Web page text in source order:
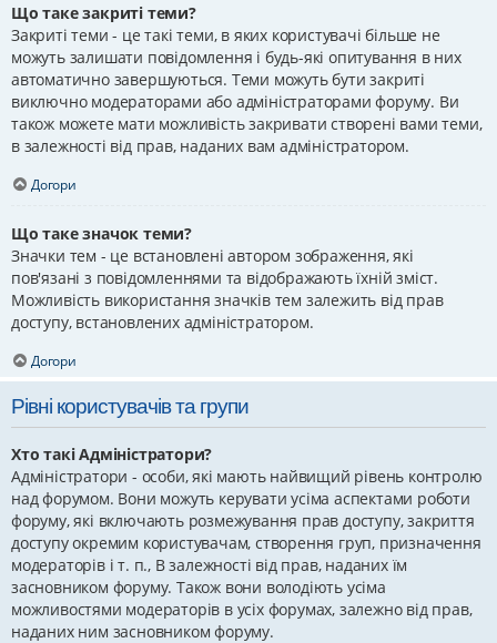
Що таке закриті теми?
Закриті теми - це такі теми, в яких користувачі більше не
можуть залишати повідомлення і будь-які опитування в них
автоматично завершуються. Теми можуть бути закриті
виключно модераторами або адміністраторами форуму. Ви
також можете мати можливість закривати створені вами теми,
в залежності від прав, наданих вам адміністратором.
Догори
Що таке значок теми?
Значки тем - це встановлені автором зображення, які
пов'язані з повідомленнями та відображають їхній зміст.
Можливість використання значків тем залежить від прав
доступу, встановлених адміністратором.
Догори
Рівні користувачів та групи
Хто такі Адміністратори?
Адміністратори - особи, які мають найвищий рівень контролю
над форумом. Вони можуть керувати усіма аспектами роботи
форуму, які включають розмежування прав доступу, закриття
доступу окремим користувачам, створення груп, призначення
модераторів і т. п., В залежності від прав, наданих їм
засновником форуму. Також вони володіють усіма
можливостями модераторів в усіх форумах, залежно від прав,
наданих ним засновником форуму.